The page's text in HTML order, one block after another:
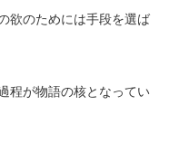
欲のためには手段を選ば
程が物語の核となってい